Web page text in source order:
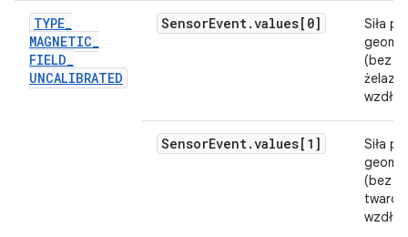
TYPE_
MAGNETIC_
FIELD_
UNCALIBRATED
SensorEvent.values[0]
Siła
(bez
żelaza
SensorEvent.values[1]
Siła
(bez